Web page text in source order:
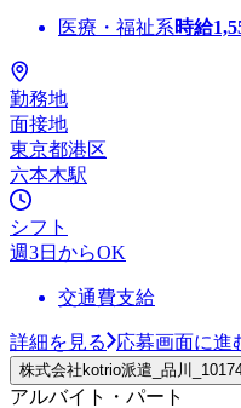
医療・福祉系時給
勤務地
面接地
東京都港区
六本木駅
シフト
週3日からOK
交通費支給
詳細を見る 応募画面に進
株式会社kotrio派遣_品川
アルバイト・パート